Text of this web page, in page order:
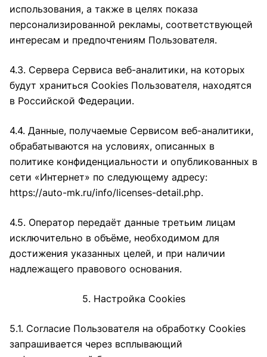
использования, а также в целях показа
персонализированной рекламы, соответствующей
интересам и предпочтениям Пользователя.
4.3. Сервера Сервиса веб-аналитики, на которых
будут храниться Cookies Пользователя, находятся
в Российской Федерации.
4.4. Данные, получаемые Сервисом веб-аналитики,
обрабатываются на условиях, описанных в
политике конфиденциальности и опубликованных в
сети «Интернет» по следующему адресу:
https://auto-mk.ru/info/licenses-detail.php.
4.5. Оператор передаёт данные третьим лицам
исключительно в объёме, необходимом для
достижения указанных целей, и при наличии
надлежащего правового основания.
5. Настройка Cookies
5.1. Согласие Пользователя на обработку Cookies
запрашивается через всплывающий